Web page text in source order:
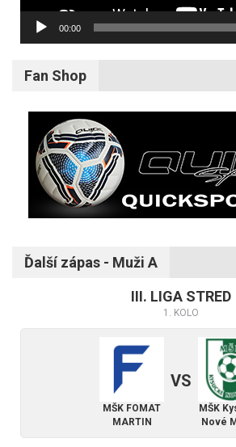
00:00
Fan Shop
Ďalší zápas - Muži A
III. LIGA STRED
1. KOLO
MŠK FOMAT
MARTIN
VS
MŠK
Nové